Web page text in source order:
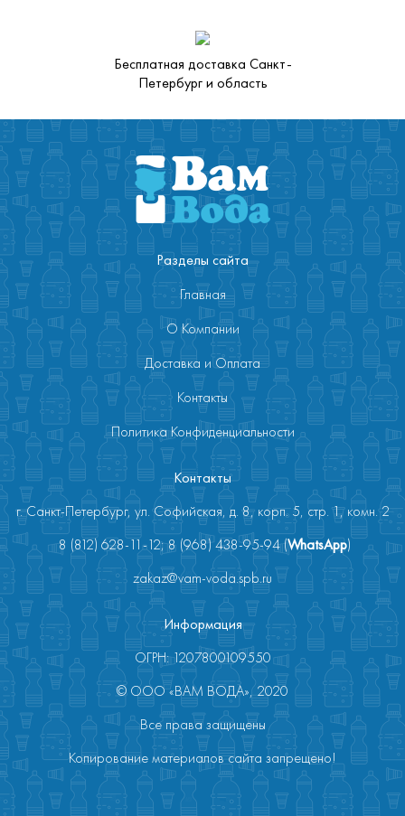
Бесплатная доставка Санкт-
Петербург и область
Разделы сайта
Главная
О Компании
Доставка и Оплата
Контакты
Политика Конфиденциальности
Контакты
г. Санкт-Петербург, ул. Софийская, д. 8, корп. 5, стр. 1, комн. 2
8 (812) 628-11-12; 8 (968) 438-95-94 (WhatsApp)
zakaz@vam-voda.spb.ru
Информация
ОГРН: 1207800109550
© ООО «ВАМ ВОДА», 2020
Все права защищены
Копирование материалов сайта запрещено!